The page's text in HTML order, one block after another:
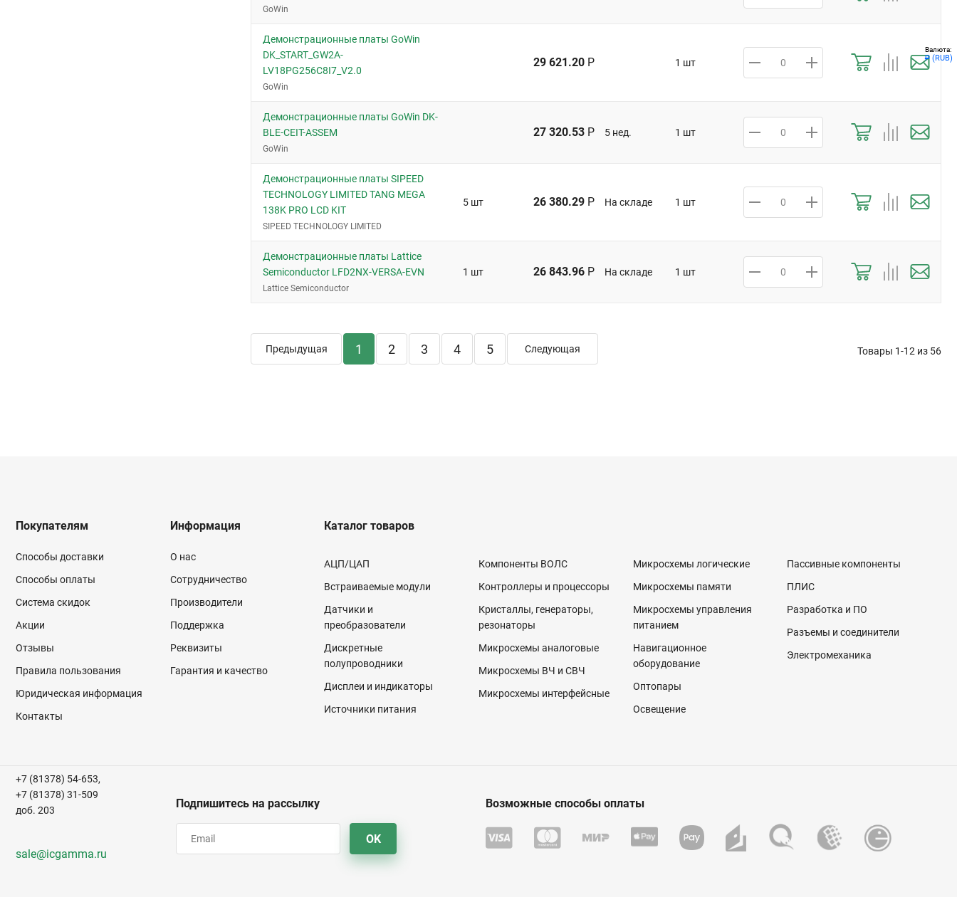
Валюта:
Р (RUB)
GoWin
Демонстрационные платы GoWin
DK_START_GW2A-
LV18PG256C8I7_V2.0
GoWin
29 621.20 Р 1 шт
Демонстрационные платы GoWin DK-
BLE-CEIT-ASSEM
GoWin
27 320.53 Р 5 нед. 1 шт
Демонстрационные платы SIPEED
TECHNOLOGY LIMITED TANG MEGA
138K PRO LCD KIT
SIPEED TECHNOLOGY LIMITED
5 шт 26 380.29 Р На складе 1 шт
Демонстрационные платы Lattice
Semiconductor LFD2NX-VERSA-EVN
Lattice Semiconductor
1 шт 26 843.96 Р На складе 1 шт
Предыдущая 1 2 3 4 5 Следующая Товары 1-12 из 56
Покупателям
Способы доставки
Способы оплаты
Система скидок
Акции
Отзывы
Правила пользования
Юридическая информация
Контакты
Информация
О нас
Сотрудничество
Производители
Поддержка
Реквизиты
Гарантия и качество
Каталог товаров
АЦП/ЦАП
Встраиваемые модули
Датчики и
преобразователи
Дискретные
полупроводники
Дисплеи и индикаторы
Источники питания
Компоненты ВОЛС
Контроллеры и процессоры
Кристаллы, генераторы,
резонаторы
Микросхемы аналоговые
Микросхемы ВЧ и СВЧ
Микросхемы интерфейсные
Микросхемы логические
Микросхемы памяти
Микросхемы управления
питанием
Навигационное
оборудование
Оптопары
Освещение
Пассивные компоненты
ПЛИС
Разработка и ПО
Разъемы и соединители
Электромеханика
Подпишитесь на рассылку
OK
+7 (81378) 54-653,
+7 (81378) 31-509
доб. 203
sale@icgamma.ru
Возможные способы оплаты